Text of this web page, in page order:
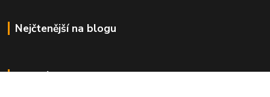
Nejčtenější na blogu
Kde nás najdete